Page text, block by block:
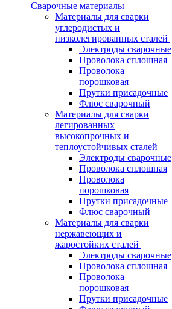
Сварочные материалы
Материалы для сварки
углеродистых и
низколегированных сталей
Электроды сварочные
Проволока сплошная
Проволока
порошковая
Прутки присадочные
Флюс сварочный
Материалы для сварки
легированных
высокопрочных и
теплоустойчивых сталей
Электроды сварочные
Проволока сплошная
Проволока
порошковая
Прутки присадочные
Флюс сварочный
Материалы для сварки
нержавеющих и
жаростойких сталей
Электроды сварочные
Проволока сплошная
Проволока
порошковая
Прутки присадочные